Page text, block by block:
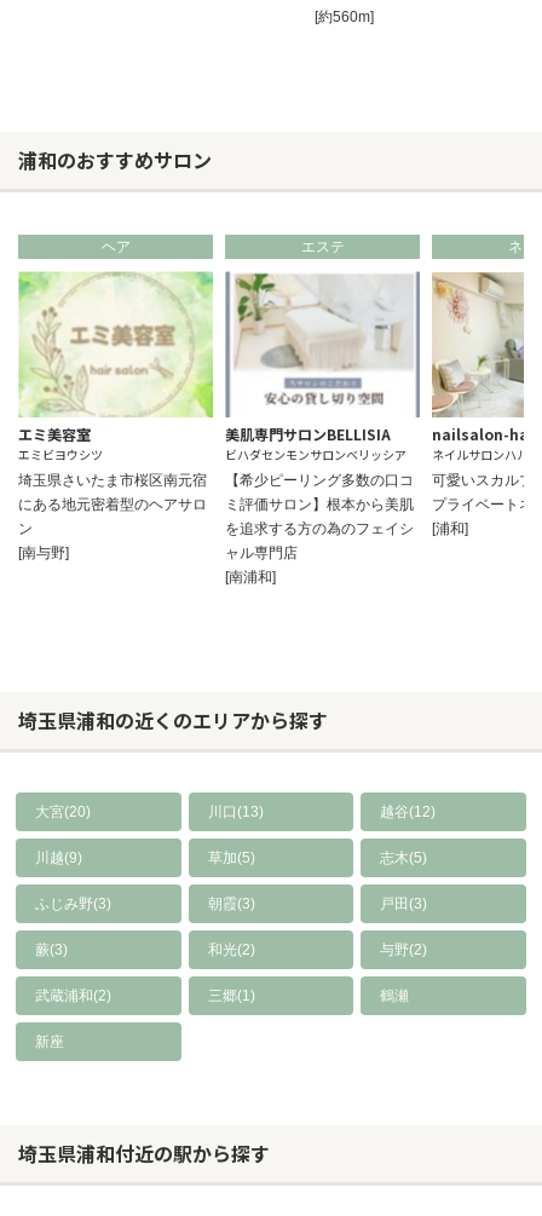
[約560m]
浦和のおすすめサロン
ヘア
エミ美容室
エミビヨウシツ
埼玉県さいたま市桜区南元宿
にある地元密着型のヘアサロ
ン
[南与野]
エステ
美肌専門サロンBELLISIA
ビハダセンモンサロンベリッシア
【希少ピーリング多数の口コ
ミ評価サロン】根本から美肌
を追求する方の為のフェイシ
ャル専門店
[南浦和]
ネイ
nailsalon-
ネイルサロンハル
可愛いスカルプ
プライベートネ
[浦和]
埼玉県浦和の近くのエリアから探す
大宮(20) 川口(13) 越谷(12)
川越(9) 草加(5) 志木(5)
ふじみ野(3) 朝霞(3) 戸田(3)
蕨(3) 和光(2) 与野(2)
武蔵浦和(2) 三郷(1) 鶴瀬
新座
埼玉県浦和付近の駅から探す